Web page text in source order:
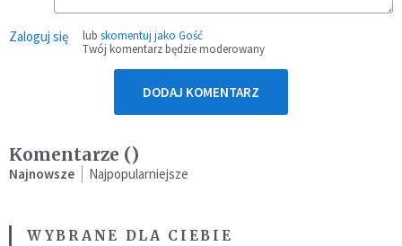
Zaloguj się lub skomentuj jako Gość
Twój komentarz będzie moderowany
DODAJ KOMENTARZ
Komentarze ()
Najnowsze Najpopularniejsze
WYBRANE DLA CIEBIE